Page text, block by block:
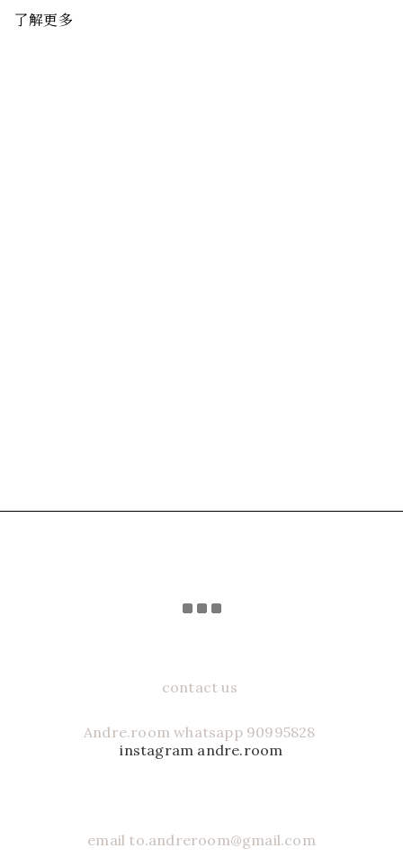
了解更多
contact us
Andre.room whatsapp 90995828
instagram andre.room
email to.andreroom@gmail.com